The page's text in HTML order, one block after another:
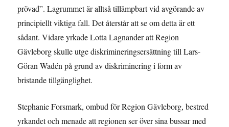
prövad”. Lagrummet är alltså tillämpbart vid avgörande av
principiellt viktiga fall. Det återstår att se om detta är ett
sådant. Vidare yrkade Lotta Lagnander att Region
Gävleborg skulle utge diskrimineringsersättning till Lars-
Göran Wadén på grund av diskriminering i form av
bristande tillgänglighet.
Stephanie Forsmark, ombud för Region Gävleborg, bestred
yrkandet och menade att regionen ser över sina bussar med